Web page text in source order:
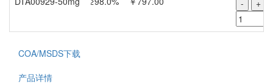
- +
COA/MSDS下载
产品详情